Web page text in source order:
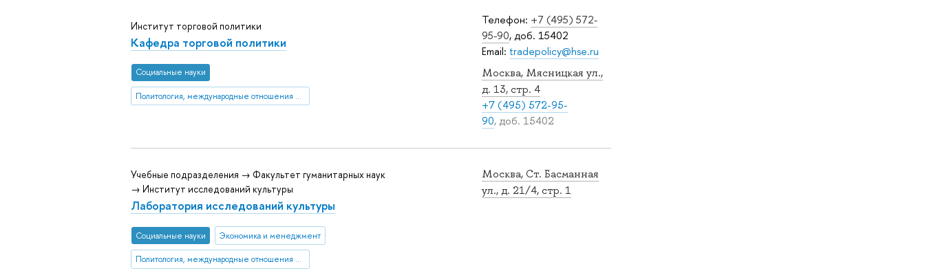
Телефон: +7 (495) 572-
95-90, доб. 15402
Email: tradepolicy@hse.ru
Москва, Мясницкая ул.,
д. 13, стр. 4
+7 (495) 572-95-
90, доб. 15402
Институт торговой политики
Кафедра торговой политики
Социальные науки
Политология, международные отношения и ГМУ
Москва, Ст. Басманная
ул., д. 21/4, стр. 1
Учебные подразделения → Факультет гуманитарных наук
→ Институт исследований культуры
Лаборатория исследований культуры
Социальные науки Экономика и менеджмент
Политология, международные отношения и ГМУ